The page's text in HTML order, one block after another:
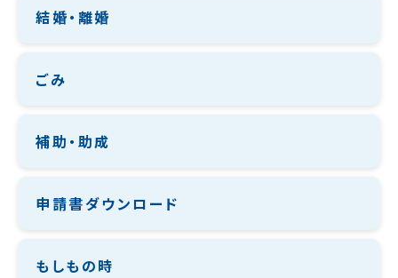
結婚・離婚
ごみ
補助・助成
申請書ダウンロード
もしもの時